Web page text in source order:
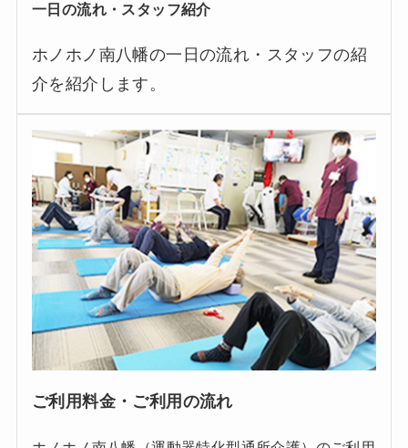
一日の流れ・スタッフ紹介
ホノホノ南八幡の一日の流れ・スタッフの紹
介を紹介します。
ご利用料金・ご利用の流れ